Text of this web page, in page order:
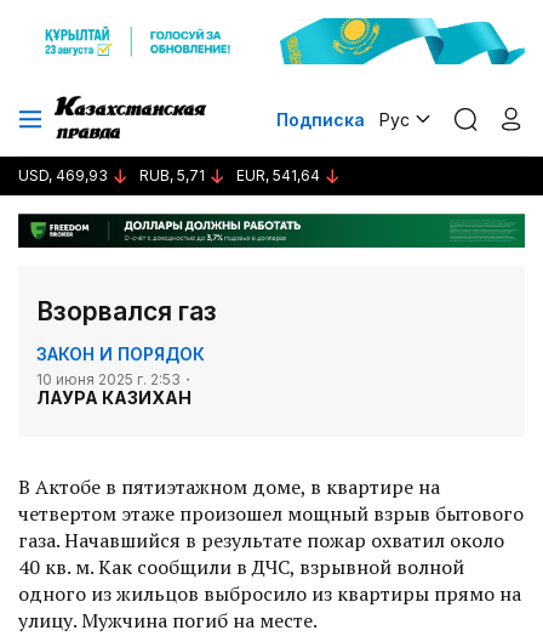
Подписка Рус
USD, 469,93 RUB, 5,71 EUR, 541,64
Взорвался газ
ЗАКОН И ПОРЯДОК
10 июня 2025 г. 2:53
ЛАУРА КАЗИХАН
В Актобе в пятиэтажном доме, в квартире на
четвертом этаже произошел мощный взрыв бытового
газа. Начавшийся в результате пожар охватил около
40 кв. м. Как сообщили в ДЧС, взрывной волной
одного из жильцов выбросило из квартиры прямо на
улицу. Мужчина погиб на месте.